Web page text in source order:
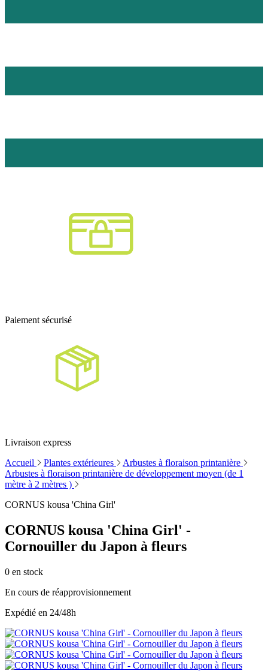
Paiement sécurisé
Livraison express
Accueil
Plantes extérieures
Arbustes à floraison printanière
Arbustes à floraison printanière de développement moyen (de 1
mètre à 2 mètres )
CORNUS kousa 'China Girl'
CORNUS kousa 'China Girl' -
Cornouiller du Japon à fleurs
0 en stock
En cours de réapprovisionnement
Expédié en 24/48h